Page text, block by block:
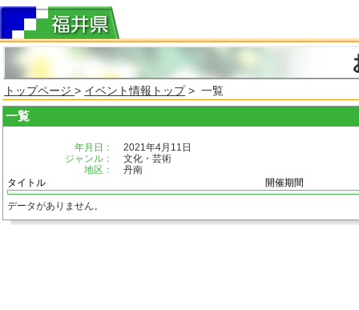
トップページ > イベント情報トップ> 一覧
一覧
年月日：
2021年4月11日
ジャンル：
文化・芸術
地区：
丹南
タイトル
開催期間
データがありません。